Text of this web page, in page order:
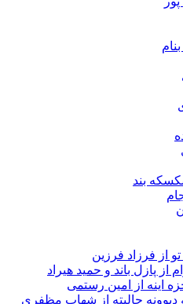
فرزین
و حمید هیراد
امین رستمی
از شهاب مظفری